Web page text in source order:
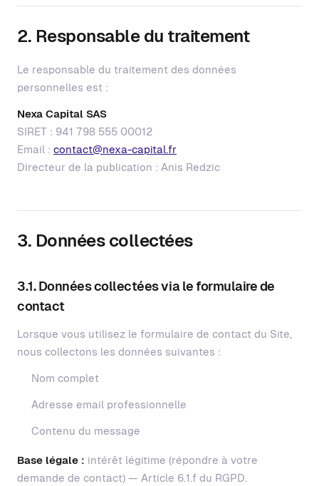
2. Responsable du traitement
Le responsable du traitement des données
personnelles est :
Nexa Capital SAS
SIRET : 941 798 555 00012
Email : contact@nexa-capital.fr
Directeur de la publication : Anis Redzic
3. Données collectées
3.1. Données collectées via le formulaire de
contact
Lorsque vous utilisez le formulaire de contact du Site,
nous collectons les données suivantes :
Nom complet
Adresse email professionnelle
Contenu du message
Base légale : intérêt légitime (répondre à votre
demande de contact) — Article 6.1.f du RGPD.